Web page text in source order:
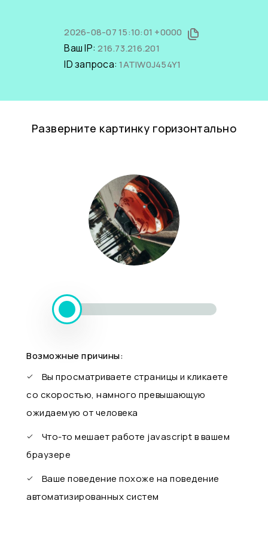
2026-08-07 15:10:01 +0000
Ваш IP:216.73.216.201
ID запроса:1ATIW0J454Y1
Разверните картинку горизонтально
Возможные причины:
Вы просматриваете страницы и кликаете
со скоростью, намного превышающую
ожидаемую от человека
Что-то мешает работе javascript в вашем
браузере
Ваше поведение похоже на поведение
автоматизированных систем